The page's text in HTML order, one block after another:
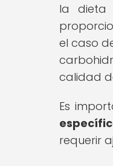
la dieta
el caso
calidad
Es
requerir